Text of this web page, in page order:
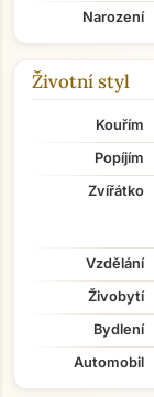
Narození
Životní styl
Kouřím
Popíjím
Zvířátko
Vzdělání
Živobytí
Bydlení
Automobil